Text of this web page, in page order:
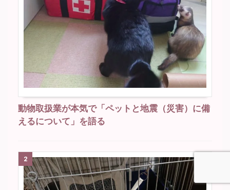
動物取扱業が本気で「ペットと地震（災害）に備
えるについて」を語る
2